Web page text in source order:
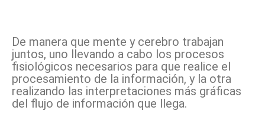
De manera que mente y cerebro trabajan
juntos, uno llevando a cabo los procesos
fisiológicos necesarios para que realice el
procesamiento de la información, y la otra
realizando las interpretaciones más gráficas
del flujo de información que llega.